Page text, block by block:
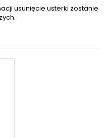
usunięcie usterki zostanie